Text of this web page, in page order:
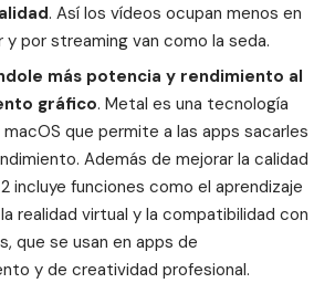
. Así los vídeos ocupan menos en
y por streaming van como la seda.
más potencia y rendimiento al
gráfico. Metal es una tecnología
que permite a las apps sacarles
Además de mejorar la calidad
incluye funciones como el aprendizaje
realidad virtual y la compatibilidad con
que se usan en apps de
y de creatividad profesional.